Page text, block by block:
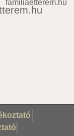
familiaetterem.hu